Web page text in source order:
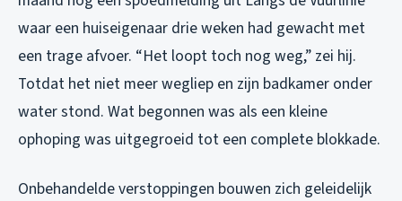
waar een huiseigenaar drie weken had gewacht met
een trage afvoer. “Het loopt toch nog weg,” zei hij.
Totdat het niet meer wegliep en zijn badkamer onder
water stond. Wat begonnen was als een kleine
ophoping was uitgegroeid tot een complete blokkade.
Onbehandelde verstoppingen bouwen zich geleidelijk